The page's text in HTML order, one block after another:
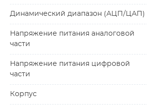
Динамический диапазон (АЦП/ЦАП)
Напряжение питания аналоговой
части
Напряжение питания цифровой
части
Корпус